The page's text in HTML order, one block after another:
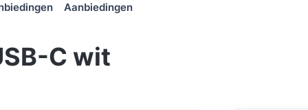
Aanbiedingen
C wit